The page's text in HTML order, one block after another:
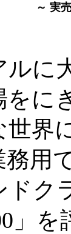
～ 実
に
をに
世界
務用
ドク
」